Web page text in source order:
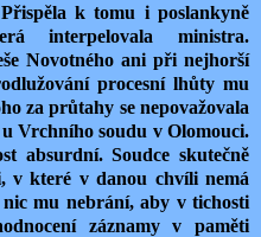
k tomu i poslankyně
interpelovala ministra.
Novotného ani při nejhorší
procesní lhůty mu
za průtahy se nepovažovala
Vrchního soudu v Olomouci.
absurdní. Soudce skutečně
v které v danou chvíli nemá
mu nebrání, aby v tichosti
záznamy v paměti